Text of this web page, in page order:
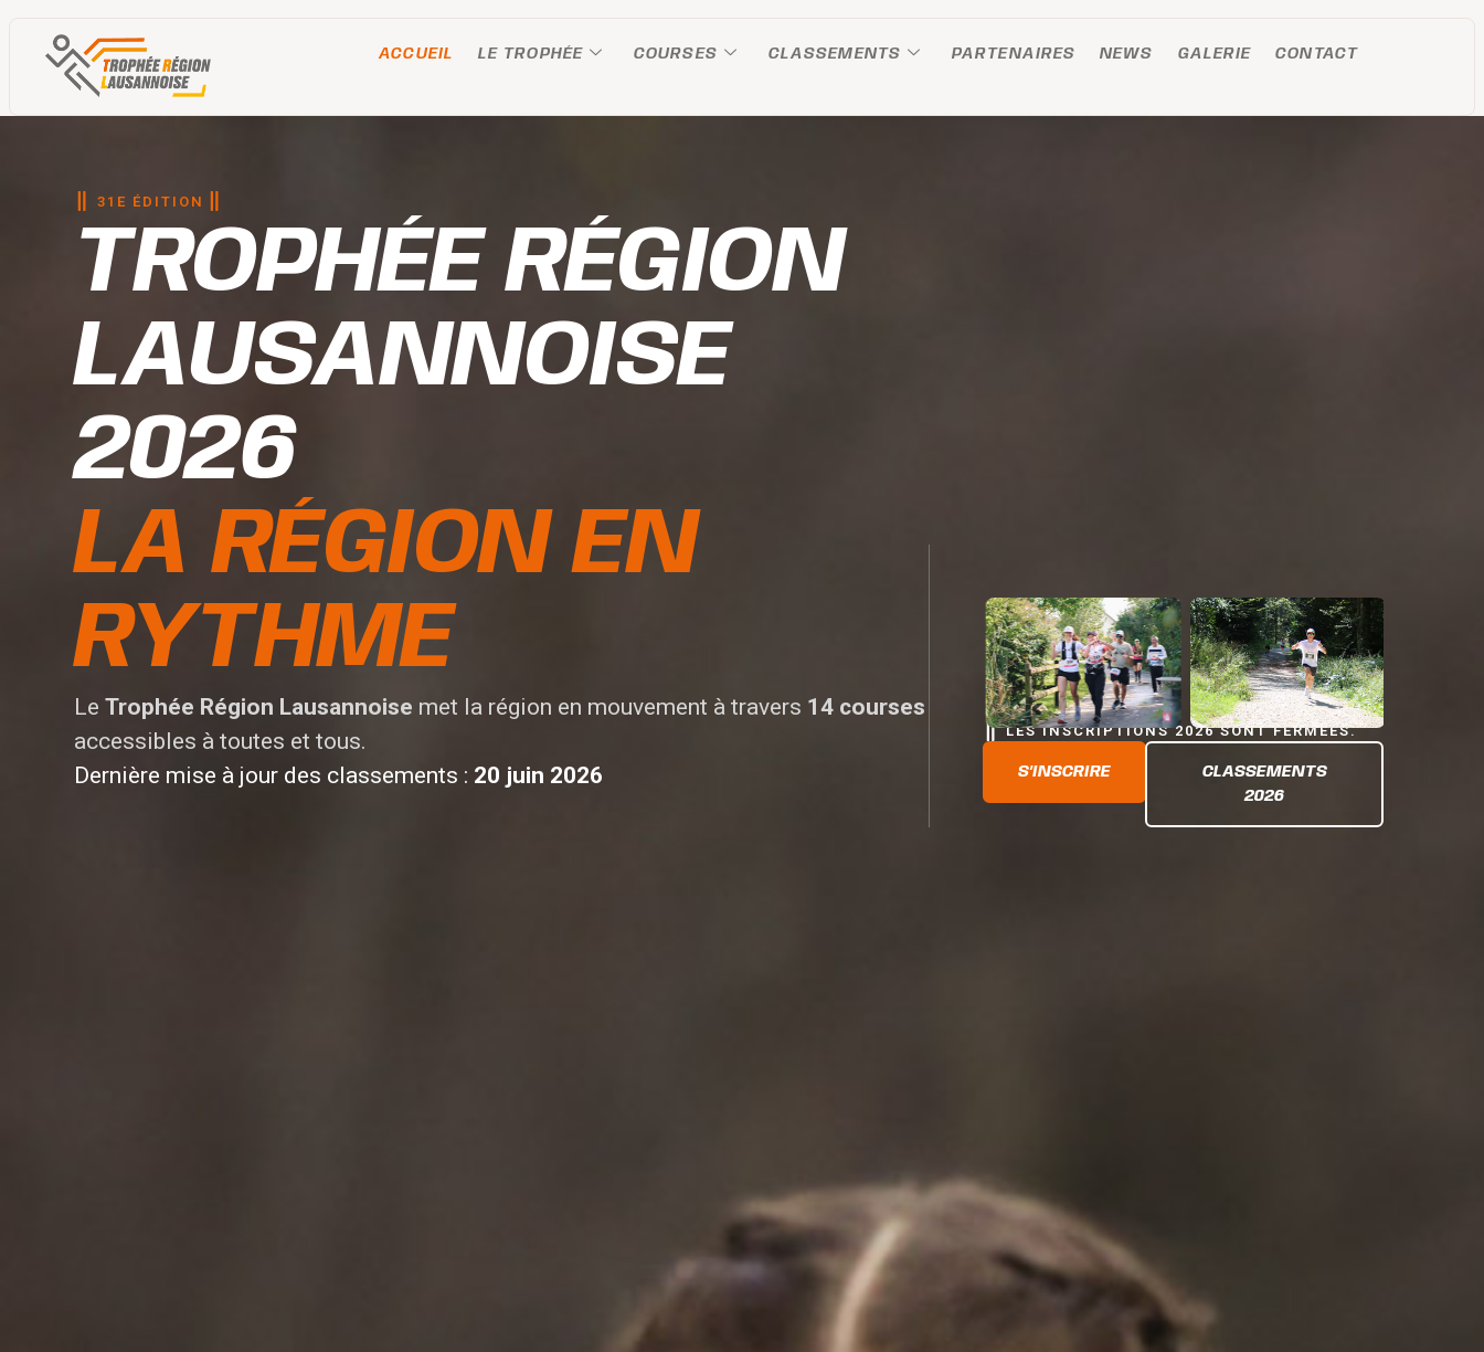
ACCUEIL LE TROPHÉE COURSES CLASSEMENTS PARTENAIRES NEWS GALERIE CONTACT
31E ÉDITION
TROPHÉE RÉGION
LAUSANNOISE
2026
LA RÉGION EN
RYTHME
LeTrophée Région Lausannoise met la région en mouvement à travers 14 courses
accessibles à toutes et tous.
Dernière mise à jour des classements : 20 juin 2026
LES INSCRIPTIONS 2026 SONT FERMÉES.
S’INSCRIRE
CLASSEMENTS
2026